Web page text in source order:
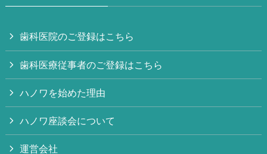
歯科医院のご登録はこちら
歯科医療従事者のご登録はこちら
ハノワを始めた理由
ハノワ座談会について
運営会社